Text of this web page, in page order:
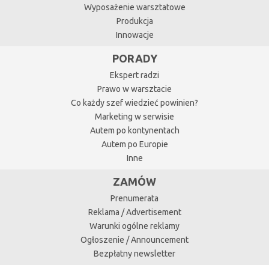
Wyposażenie warsztatowe
Produkcja
Innowacje
PORADY
Ekspert radzi
Prawo w warsztacie
Co każdy szef wiedzieć powinien?
Marketing w serwisie
Autem po kontynentach
Autem po Europie
Inne
ZAMÓW
Prenumerata
Reklama / Advertisement
Warunki ogólne reklamy
Ogłoszenie / Announcement
Bezpłatny newsletter